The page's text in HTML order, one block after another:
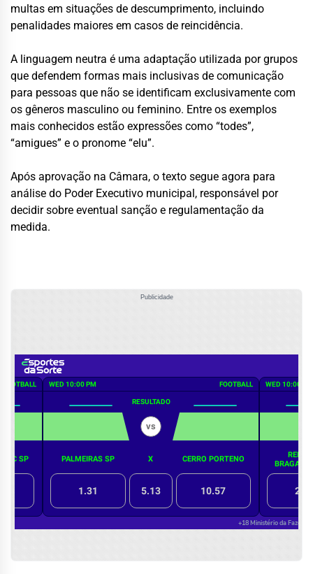
multas em situações de descumprimento, incluindo
penalidades maiores em casos de reincidência.
A linguagem neutra é uma adaptação utilizada por grupos
que defendem formas mais inclusivas de comunicação
para pessoas que não se identificam exclusivamente com
os gêneros masculino ou feminino. Entre os exemplos
mais conhecidos estão expressões como “todes”,
“amigues” e o pronome “elu”.
Após aprovação na Câmara, o texto segue agora para
análise do Poder Executivo municipal, responsável por
decidir sobre eventual sanção e regulamentação da
medida.
Publicidade